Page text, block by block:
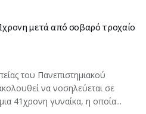
μετά από σοβαρό τροχαίο
του Πανεπιστημιακού
να νοσηλεύεται σε
41χρονη γυναίκα, η οποία...